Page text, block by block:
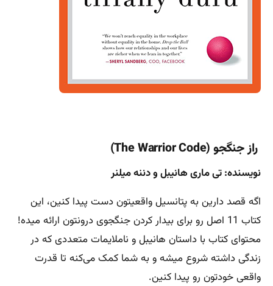
راز جنگجو (The Warrior Code)
نویسنده: تی ماری هانیبل و دننه میلنر
اگه قصد دارین به پتانسیل واقعیتون دست پیدا کنین، این
کتاب 11 اصل رو برای بیدار کردن جنگجوی درونتون ارائه میده!
محتوای کتاب با داستان هانیبل و ناملایمات متعددی که در
زندگی داشته شروع میشه و به شما کمک می‌کنه تا قدرت
واقعی خودتون رو پیدا کنین.